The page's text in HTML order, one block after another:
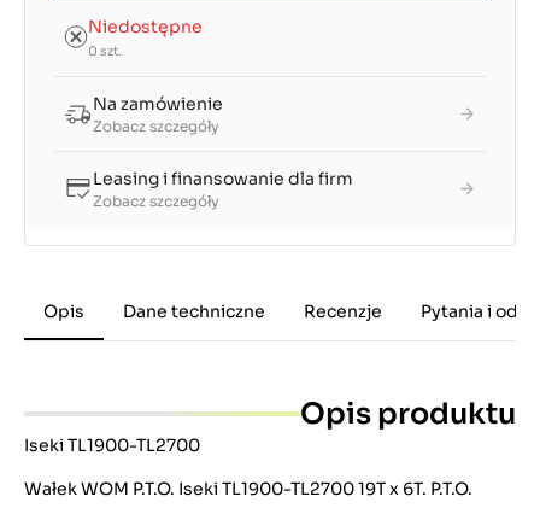
Niedostępne
0 szt.
Na zamówienie
Zobacz szczegóły
Leasing i finansowanie dla firm
Zobacz szczegóły
Opis Dane techniczne Recenzje Pytania i
Opis produktu
Iseki TL1900-TL2700
Wałek WOM P.T.O. Iseki TL1900-TL2700 19T x 6T. P.T.O.